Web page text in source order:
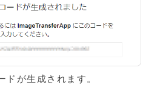
ドが生成されます。